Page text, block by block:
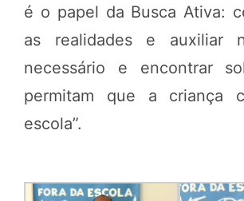
é o papel da Busca Ativa:
as realidades e auxiliar
necessário e encontrar
permitam que a criança
escola”.